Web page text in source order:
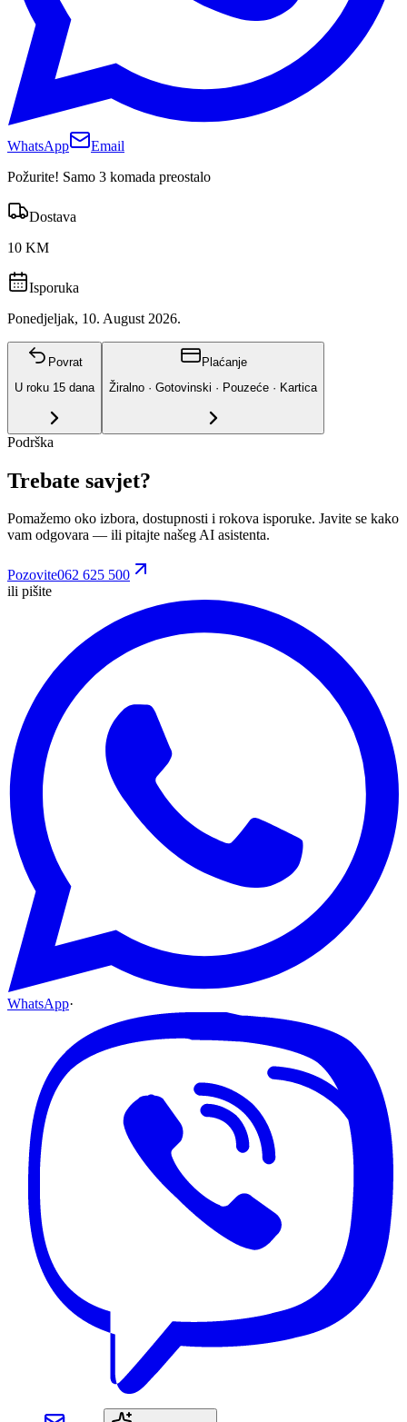
WhatsApp
Email
Požurite! Samo 3 komada preostalo
Dostava
10 KM
Isporuka
Ponedjeljak, 10. August 2026.
Povrat
U roku 15 dana
Plaćanje
Žiralno · Gotovinski · Pouzeće · Kartica
Podrška
Trebate savjet?
Pomažemo oko izbora, dostupnosti i rokova isporuke. Javite se kako
vam odgovara — ili pitajte našeg AI asistenta.
Pozovite062 625 500
ili pišite
WhatsApp·